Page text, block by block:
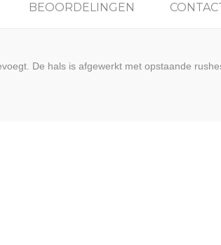
BEOORDELINGEN
De hals is afgewerkt met opstaande